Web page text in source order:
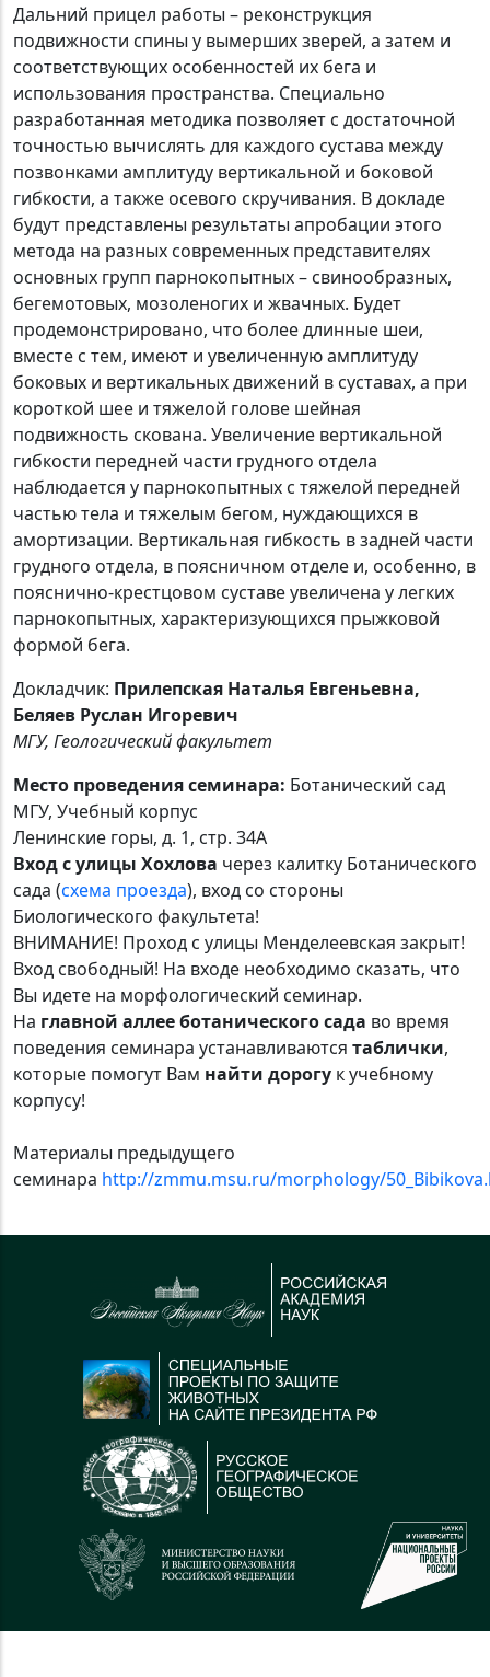
Дальний прицел работы – реконструкция
подвижности спины у вымерших зверей, а затем и
соответствующих особенностей их бега и
использования пространства. Специально
разработанная методика позволяет с достаточной
точностью вычислять для каждого сустава между
позвонками амплитуду вертикальной и боковой
гибкости, а также осевого скручивания. В докладе
будут представлены результаты апробации этого
метода на разных современных представителях
основных групп парнокопытных – свинообразных,
бегемотовых, мозоленогих и жвачных. Будет
продемонстрировано, что более длинные шеи,
вместе с тем, имеют и увеличенную амплитуду
боковых и вертикальных движений в суставах, а при
короткой шее и тяжелой голове шейная
подвижность скована. Увеличение вертикальной
гибкости передней части грудного отдела
наблюдается у парнокопытных с тяжелой передней
частью тела и тяжелым бегом, нуждающихся в
амортизации. Вертикальная гибкость в задней части
грудного отдела, в поясничном отделе и, особенно, в
пояснично-крестцовом суставе увеличена у легких
парнокопытных, характеризующихся прыжковой
формой бега.
Докладчик: Прилепская Наталья Евгеньевна,
Беляев Руслан Игоревич
МГУ, Геологический факультет
Место проведения семинара: Ботанический сад
МГУ, Учебный корпус
Ленинские горы, д. 1, стр. 34А
Вход с улицы Хохлова через калитку Ботанического
сада (схема проезда), вход со стороны
Биологического факультета!
ВНИМАНИЕ! Проход с улицы Менделеевская закрыт!
Вход свободный! На входе необходимо сказать, что
Вы идете на морфологический семинар.
На главной аллее ботанического сада во время
поведения семинара устанавливаются таблички,
которые помогут Вам найти дорогу к учебному
корпусу!
Материалы предыдущего
семинара http://zmmu.msu.ru/morphology/